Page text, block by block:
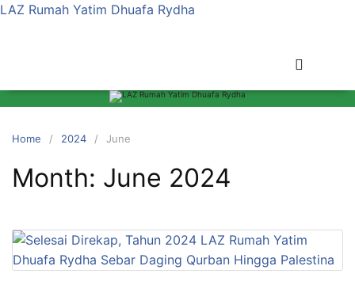
LAZ Rumah Yatim Dhuafa Rydha
Home 2024 June
Month: June 2024